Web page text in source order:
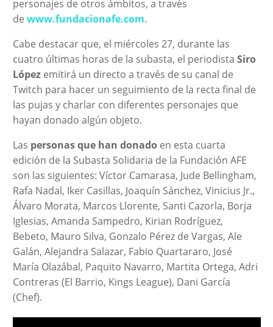
personajes de otros ámbitos, a través
de www.fundacionafe.com.
Cabe destacar que, el miércoles 27, durante las
cuatro últimas horas de la subasta, el periodista Siro
Lópezemitirá un directo a través de su canal de
Twitch para hacer un seguimiento de la recta final de
las pujas y charlar con diferentes personajes que
hayan donado algún objeto.
Las personas que han donadoen esta cuarta
edición de la Subasta Solidaria de la Fundación AFE
son las siguientes: Víctor Camarasa, Jude Bellingham,
Rafa Nadal, Iker Casillas, Joaquín Sánchez, Vinicius Jr.,
Álvaro Morata, Marcos Llorente, Santi Cazorla, Borja
Iglesias, Amanda Sampedro, Kirian Rodríguez,
Bebeto, Mauro Silva, Gonzalo Pérez de Vargas, Ale
Galán, Alejandra Salazar, Fabio Quartararo, José
María Olazábal, Paquito Navarro, Martita Ortega, Adri
Contreras (El Barrio, Kings League), Dani García
(Chef).